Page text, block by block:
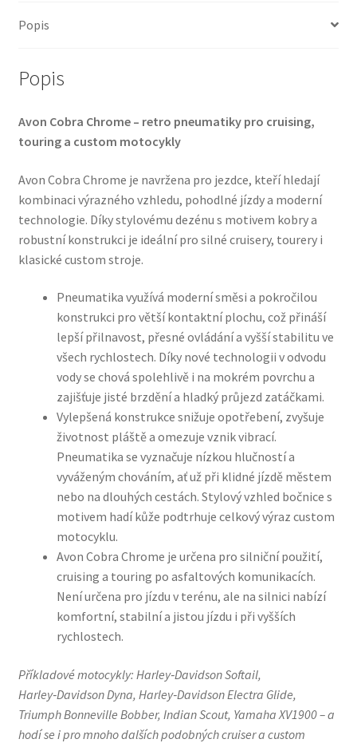
Popis
Popis
Avon Cobra Chrome – retro pneumatiky pro cruising,
touring a custom motocykly
Avon Cobra Chrome je navržena pro jezdce, kteří hledají
kombinaci výrazného vzhledu, pohodlné jízdy a moderní
technologie. Díky stylovému dezénu s motivem kobry a
robustní konstrukci je ideální pro silné cruisery, tourery i
klasické custom stroje.
Pneumatika využívá moderní směsi a pokročilou
konstrukci pro větší kontaktní plochu, což přináší
lepší přilnavost, přesné ovládání a vyšší stabilitu ve
všech rychlostech. Díky nové technologii v odvodu
vody se chová spolehlivě i na mokrém povrchu a
zajišťuje jisté brzdění a hladký průjezd zatáčkami.
Vylepšená konstrukce snižuje opotřebení, zvyšuje
životnost pláště a omezuje vznik vibrací.
Pneumatika se vyznačuje nízkou hlučností a
vyváženým chováním, ať už při klidné jízdě městem
nebo na dlouhých cestách. Stylový vzhled bočnice s
motivem hadí kůže podtrhuje celkový výraz custom
motocyklu.
Avon Cobra Chrome je určena pro silniční použití,
cruising a touring po asfaltových komunikacích.
Není určena pro jízdu v terénu, ale na silnici nabízí
komfortní, stabilní a jistou jízdu i při vyšších
rychlostech.
Příkladové motocykly: Harley‑Davidson Softail,
Harley‑Davidson Dyna, Harley‑Davidson Electra Glide,
Triumph Bonneville Bobber, Indian Scout, Yamaha XV1900 – a
hodí se i pro mnoho dalších podobných cruiser a custom